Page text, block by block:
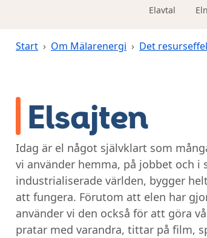
Elavtal
Start › Om Mälarenergi › Det
Elsajten
Idag är el något självklart som
vi använder hemma, på jobbet och
industrialiserade världen, bygger
att fungera. Förutom att elen har
använder vi den också för att göra
pratar med varandra, tittar på film,